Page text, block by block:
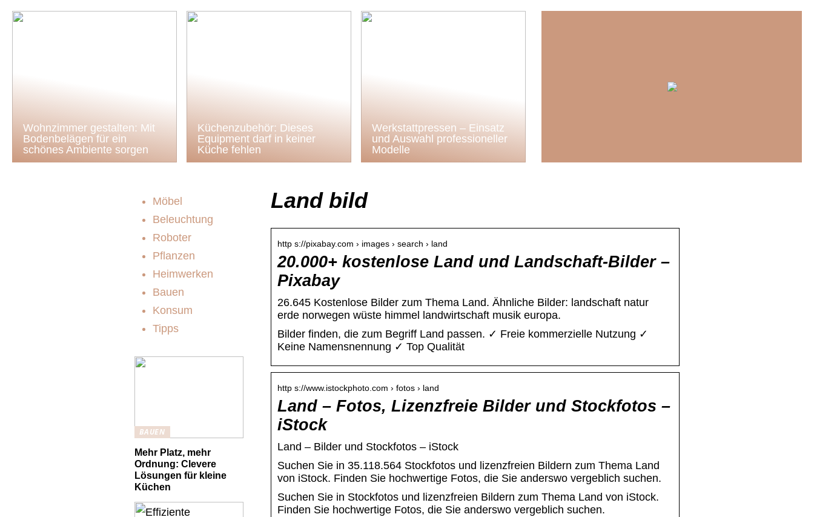
Wohnzimmer gestalten: Mit
Bodenbelägen für ein
schönes Ambiente sorgen
Küchenzubehör: Dieses
Equipment darf in keiner
Küche fehlen
Werkstattpressen – Einsatz
und Auswahl professioneller
Modelle
Land bild
http s://pixabay.com › images › search › land
20.000+ kostenlose Land und Landschaft-Bilder –
Pixabay
26.645 Kostenlose Bilder zum Thema Land. Ähnliche Bilder: landschaft natur
erde norwegen wüste himmel landwirtschaft musik europa.
Bilder finden, die zum Begriff Land passen. ✓ Freie kommerzielle Nutzung ✓
Keine Namensnennung ✓ Top Qualität
http s://www.istockphoto.com › fotos › land
Land – Fotos, Lizenzfreie Bilder und Stockfotos –
iStock
Land – Bilder und Stockfotos – iStock
Suchen Sie in 35.118.564 Stockfotos und lizenzfreien Bildern zum Thema Land
von iStock. Finden Sie hochwertige Fotos, die Sie anderswo vergeblich suchen.
Suchen Sie in Stockfotos und lizenzfreien Bildern zum Thema Land von iStock.
Finden Sie hochwertige Fotos, die Sie anderswo vergeblich suchen.
Möbel
Beleuchtung
Roboter
Pflanzen
Heimwerken
Bauen
Konsum
Tipps
BAUEN
Mehr Platz, mehr
Ordnung: Clevere
Lösungen für kleine
Küchen